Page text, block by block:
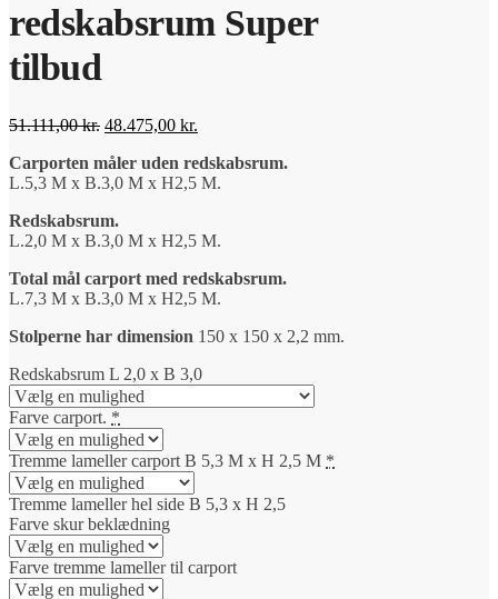
redskabsrum Super
tilbud
51.111,00kr. Original
was:
51.111,00 kr..
48.475,00 kr.
is:
48.475,00 kr..
Carporten måler uden redskabsrum.
L.5,3 M x B.3,0 M x H2,5 M.
Redskabsrum.
L.2,0 M x B.3,0 M x H2,5 M.
Total mål carport med redskabsrum.
L.7,3 M x B.3,0 M x H2,5 M.
Stolperne har dimension 150 x 150 x 2,2 mm.
Redskabsrum L 2,0 x B 3,0
Farve carport. *
Tremme lameller carport B 5,3 M x H 2,5 M *
Tremme lameller hel side B 5,3 x H 2,5
Farve skur beklædning
Farve tremme lameller til carport